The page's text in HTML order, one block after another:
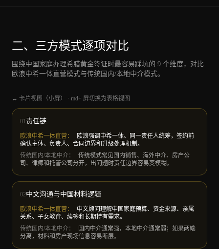
二、三方模式逐项对比
围绕中国家庭办理希腊黄金签证时最容易踩坑的 9 个维度，对比
欧浪中希一体直营模式与传统国内/本地中介模式。
↔ 卡片视图（小屏） · md+ 屏切换为表格视图
01责任链
欧浪中希一体直营 ：
欧浪强调中希一体、同一责任人统筹，签约前
确认主体、负责人、合同边界和升级处理机制。
传统国内/本地中介：
传统模式常见国内销售、海外中介、房产公
司、律师和托管公司分开，出问题时责任边界容易变模糊。
02中文沟通与中国材料逻辑
欧浪中希一体直营 ：
中文顾问理解中国家庭预算、资金来源、亲属
关系、子女教育、续签和长期持有需求。
传统国内/本地中介：
国内中介通常强，本地中介通常弱；如果两端
分离，材料和房产现场信息容易断层。